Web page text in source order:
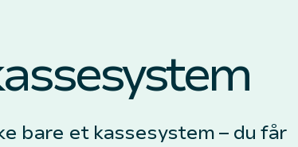
bare et kassesystem – du får